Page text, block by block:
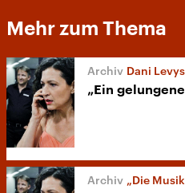
Mehr zum Thema
Dani Levys
„Ein
„Die